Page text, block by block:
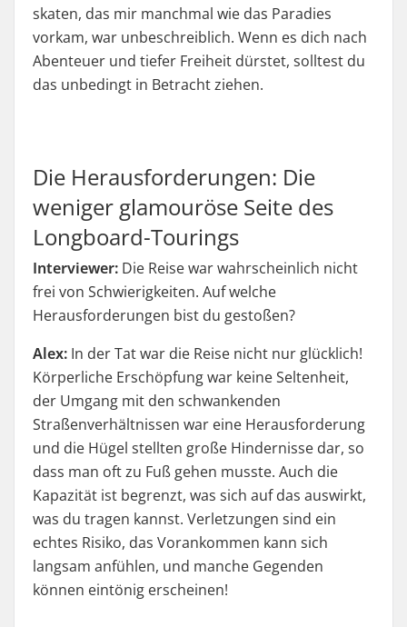
skaten, das mir manchmal wie das Paradies
vorkam, war unbeschreiblich. Wenn es dich nach
Abenteuer und tiefer Freiheit dürstet, solltest du
das unbedingt in Betracht ziehen.
Die Herausforderungen: Die
weniger glamouröse Seite des
Longboard-Tourings
Interviewer: Die Reise war wahrscheinlich nicht
frei von Schwierigkeiten. Auf welche
Herausforderungen bist du gestoßen?
Alex: In der Tat war die Reise nicht nur glücklich!
Körperliche Erschöpfung war keine Seltenheit,
der Umgang mit den schwankenden
Straßenverhältnissen war eine Herausforderung
und die Hügel stellten große Hindernisse dar, so
dass man oft zu Fuß gehen musste. Auch die
Kapazität ist begrenzt, was sich auf das auswirkt,
was du tragen kannst. Verletzungen sind ein
echtes Risiko, das Vorankommen kann sich
langsam anfühlen, und manche Gegenden
können eintönig erscheinen!